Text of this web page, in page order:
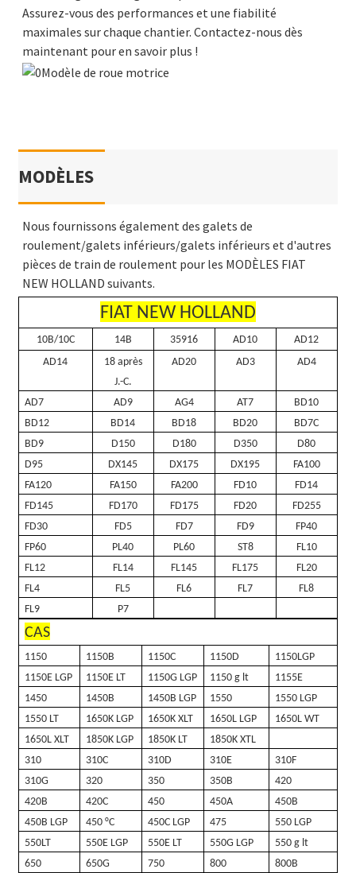
Assurez-vous des performances et une fiabilité
maximales sur chaque chantier. Contactez-nous dès
maintenant pour en savoir plus !
MODÈLES
Nous fournissons également des galets de
roulement/galets inférieurs/galets inférieurs et d'autres
pièces de train de roulement pour les MODÈLES FIAT
NEW HOLLAND suivants.
FIAT NEW HOLLAND
10B/10C 14B 35916 AD10
AD12
AD14
18 après
J.-C.
AD20 AD3 AD4
AD7 AD9 AG4 AT7
BD10
BD12
BD14 BD18 BD20
BD7C
BD9
D150 D180 D350
D80
D95
DX145 DX175 DX195
FA100
FA120
FA150 FA200 FD10
FD14
FD145
FD170 FD175 FD20
FD255
FD30
FD5 FD7 FD9
FP40
FP60
PL40 PL60 ST8
FL10
FL12
FL14 FL145 FL175
FL20
FL4
FL5 FL6 FL7
FL8
FL9
P7
CAS
1150 1150B 1150C 1150D
1150LGP
1150E LGP
1150E LT 1150G LGP 1150 g lt
1155E
1450
1450B 1450B LGP 1550
1550 LGP
1550 LT
1650K LGP 1650K XLT 1650L LGP
1650L WT
1650L XLT
1850K LGP 1850K LT
1850K XTL
310
310C 310D 310E
310F
310G
320 350 350B
420
420B
420C 450 450A
450B
450B LGP
450 °C 450C LGP 475
550 LGP
550LT
550E LGP 550E LT 550G LGP
550 g lt
650
650G 750 800
800B